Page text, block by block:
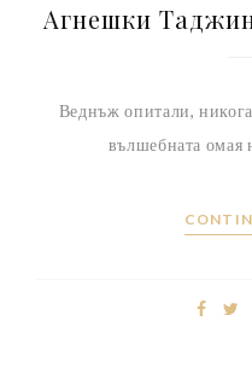
Агнешки
Веднъж опитали,
вълшебната омая